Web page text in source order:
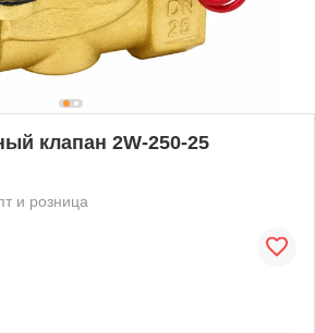
клапан 2W-250-25
и розница